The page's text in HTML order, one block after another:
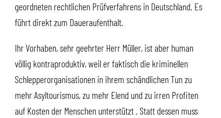
geordneten rechtlichen Prüfverfahrens in Deutschland. Es
führt direkt zum Daueraufenthalt.
Ihr Vorhaben, sehr geehrter Herr Müller, ist aber human
völlig kontraproduktiv, weil er faktisch die kriminellen
Schlepperorganisationen in ihrem schändlichen Tun zu
mehr Asyltourismus, zu mehr Elend und zu irren Profiten
auf Kosten der Menschen unterstützt . Statt dessen muss